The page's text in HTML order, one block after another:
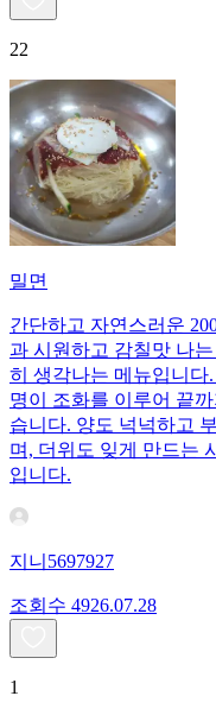
22
밀면
간단하고 자연스러운
과 시원하고 감칠맛 나
히 생각나는 메뉴입니다
명이 조화를 이루어 끝
습니다. 양도 넉넉하고
며, 더위도 잊게 만드는
입니다.
지니5697927
조회수 4926.07.28
1